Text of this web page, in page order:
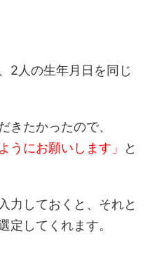
2人の生年月日を同じ
きたかったので、
うにお願いします」
と
力しておくと、それと
定してくれます。